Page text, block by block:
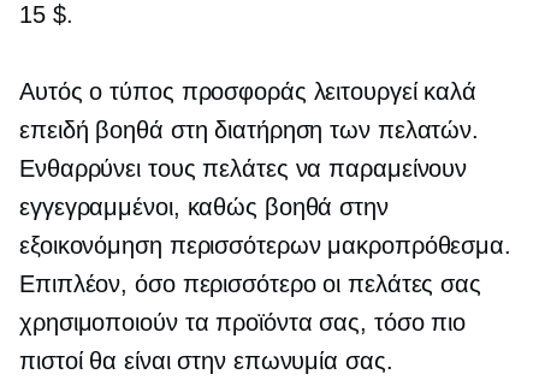
15 $.
Αυτός ο τύπος προσφοράς λειτουργεί καλά
επειδή βοηθά στη διατήρηση των πελατών.
Ενθαρρύνει τους πελάτες να παραμείνουν
εγγεγραμμένοι, καθώς βοηθά στην
εξοικονόμηση περισσότερων μακροπρόθεσμα.
Επιπλέον, όσο περισσότερο οι πελάτες σας
χρησιμοποιούν τα προϊόντα σας, τόσο πιο
πιστοί θα είναι στην επωνυμία σας.